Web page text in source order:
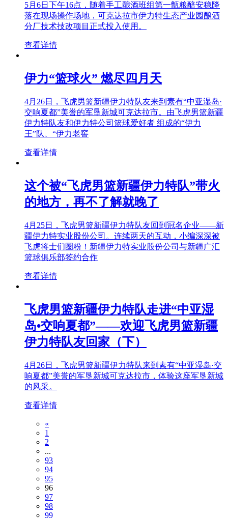
5月6日下午16点，随着手工酿酒班组第一甑粮醅安稳降
落在现场操作场地，可克达拉市伊力特生态产业园酿酒
分厂技术技改项目正式投入使用。
查看详情
伊力“篮球火” 燃尽四月天
4月26日，飞虎男篮新疆伊力特队友来到素有“中亚湿岛·
交响夏都”美誉的军垦新城可克达拉市。由飞虎男篮新疆
伊力特队友和伊力特公司篮球爱好者 组成的“伊力
王”队、“伊力老窖
查看详情
这个被“飞虎男篮新疆伊力特队”带火
的地方，再不了解就晚了
4月25日，飞虎男篮新疆伊力特队友回到冠名企业——新
疆伊力特实业股份公司。连续两天的互动，小编深深被
飞虎将士们圈粉！新疆伊力特实业股份公司与新疆广汇
篮球俱乐部签约合作
查看详情
飞虎男篮新疆伊力特队走进“中亚湿
岛•交响夏都”——欢迎飞虎男篮新疆
伊力特队友回家（下）
4月26日，飞虎男篮新疆伊力特队来到素有“中亚湿岛·交
响夏都”美誉的军垦新城可克达拉市，体验这座军垦新城
的风采。
查看详情
«
1
2
...
93
94
95
96
97
98
99